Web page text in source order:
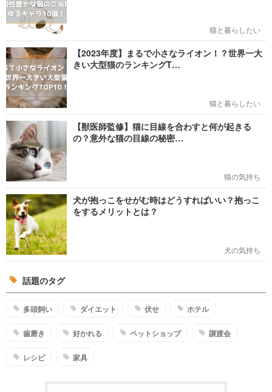
猫と暮らしたい
【2023年度】まるで小さなライオン！？世界一大
きい大型猫のランキングT…
猫と暮らしたい
【獣医師監修】猫に目線を合わすと何が起きる
の？意外な猫の目線の秘密…
猫の気持ち
犬が抱っこをせがむ時はどうすればいい？抱っこ
をするメリットとは？
犬の気持ち
話題のタグ
多頭飼い ダイエット 伏せ ホテル
歯磨き 好かれる ペットショップ 譲渡会
レシピ 家具